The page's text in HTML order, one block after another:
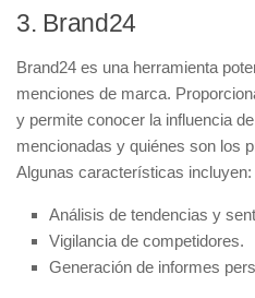
3. Brand24
Brand24 es una herramienta
menciones de marca.
y permite conocer la influencia
mencionadas y quiénes son los
Algunas características incluyen:
Análisis de tendencias y
Vigilancia de competidores.
Generación de informes